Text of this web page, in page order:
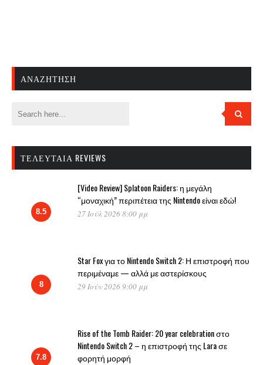
ΑΝΑΖΉΤΗΣΗ
ΤΕΛΕΥΤΑΊΑ REVIEWS
8.5
[Video Review] Splatoon Raiders: η μεγάλη
“μοναχική” περιπέτεια της Nintendo είναι εδώ!
27 Ιούλ 2026 8:00 μμ
8
Star Fox για το Nintendo Switch 2: Η επιστροφή που
περιμέναμε — αλλά με αστερίσκους
29 Ιούν 2026 9:00 μμ
7.8
Rise of the Tomb Raider: 20 year celebration στο
Nintendo Switch 2 – η επιστροφή της Lara σε
φορητή μορφή